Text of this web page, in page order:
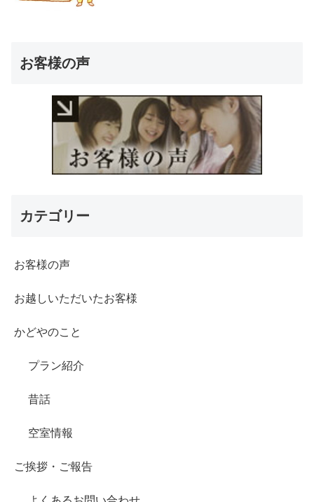
お客様の声
カテゴリー
お客様の声
お越しいただいたお客様
かどやのこと
プラン紹介
昔話
空室情報
ご挨拶・ご報告